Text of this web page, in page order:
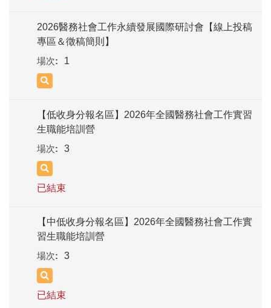
2026醫務社會工作永續發展國際研討會【線上投稿
專區＆徵稿簡則】
1
【低收身分報名區】2026年全國醫務社會工作實習
生職能培訓營
3
已結束
【中低收身分報名區】2026年全國醫務社會工作實
習生職能培訓營
3
已結束